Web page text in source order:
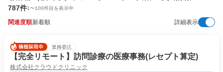
787件1〜100件目を表示中
関連度順新着順 詳細表示
業務委託
【完全リモート】訪問診療の医療事務(レセプト算定)
株式会社クラウドクリニック